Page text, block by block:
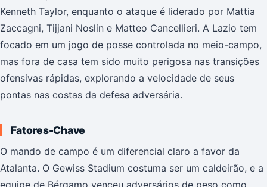
Kenneth Taylor, enquanto o ataque é liderado por Mattia
Zaccagni, Tijjani Noslin e Matteo Cancellieri. A Lazio tem
focado em um jogo de posse controlada no meio-campo,
mas fora de casa tem sido muito perigosa nas transições
ofensivas rápidas, explorando a velocidade de seus
pontas nas costas da defesa adversária.
Fatores-Chave
O mando de campo é um diferencial claro a favor da
Atalanta. O Gewiss Stadium costuma ser um caldeirão, e a
equipe de Bérgamo venceu adversários de peso como